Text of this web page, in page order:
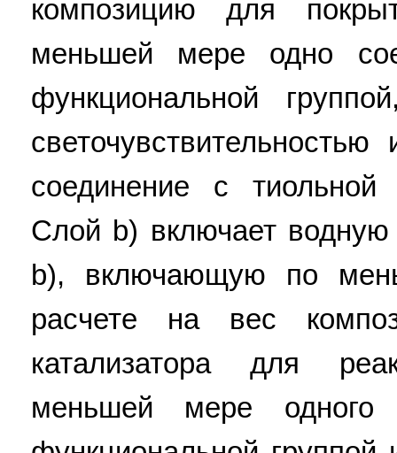
композицию для
меньшей мере одно
функциональной
соединение с тиольной
Слой b) включает
b), включающую по
расчете на вес
катализатора для
меньшей мере одного